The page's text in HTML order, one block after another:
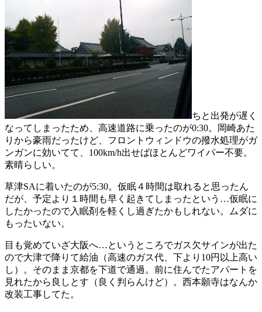
ちと出発が遅く
なってしまったため、高速道路に乗ったのが0:30。岡崎あた
りから豪雨だったけど、フロントウィンドウの撥水処理がガ
ンガンに効いてて、100km/h出せばほとんどワイパー不要。
素晴らしい。
草津SAに着いたのが5:30。仮眠４時間は取れると思ったん
だが、予定より１時間も早く起きてしまったという…仮眠に
したかったので入眠剤を軽くし過ぎたかもしれない。ムダに
もったいない。
目も覚めていざ大阪へ…というところでガス欠サインが出た
ので大津で降りて給油（高速のガス代、下より10円以上高い
し）。そのまま京都を下道で通過。前に住んでたアパートを
見れたから良しとす（良く判らんけど）。西本願寺はなんか
改装工事してた。